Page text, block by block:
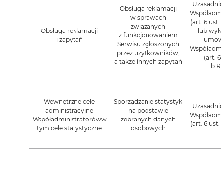
Obsługa reklamacji
i zapytań
Obsługa reklamacji
w sprawach
związanych
z funkcjonowaniem
Serwisu zgłoszonych
przez użytkowników,
a także innych zapytań
(art. 6 ust.
lub
(art.
b
Wewnętrzne cele
administracyjne
Współadministratoróww
tym cele statystyczne
Sporządzanie statystyk
na podstawie
zebranych danych
osobowych
(art. 6 ust.